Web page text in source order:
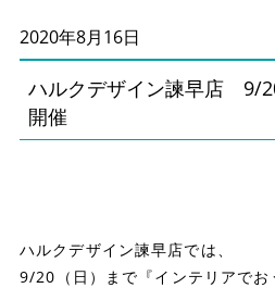
2020年8月16日
ハルクデザイン諫早店 9/
開催
ハルクデザイン諫早店では、
9/20（日）まで『インテリアでお